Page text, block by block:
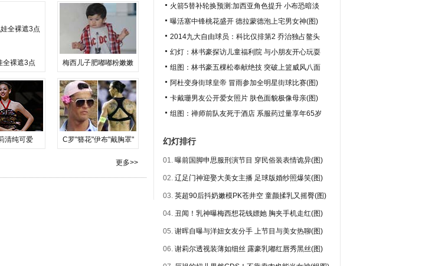
全裸遮3点 梅西儿子肥嘟嘟粉嫩嫩
清纯可爱 C罗"簪花"伊布"戴胸罩"
更多>>
火箭5替补轮换预测:加西亚角色提升 小布恐暗淡
曝活塞中锋桃花盛开 德拉蒙德泡上宅男女神(图)
2014九大自由球员：科比仅排第2 乔治独占鳌头
幻灯：林书豪探访儿童福利院 与小朋友开心玩耍
组图：林书豪五棵松奉献绝技 突破上篮威风八面
阿杜变身街球皇帝 冒雨参加全明星街球比赛(图)
卡戴珊男友公开爱女照片 肤色面貌极像母亲(图)
组图：禅师前队友死于酒店 系服药过量享年65岁
幻灯排行
01. 曝前国脚申思服刑演节目 穿民俗装表情诡异(图)
02. 辽足门神迎娶大美女主播 足球版婚纱照爆笑(图)
03. 英超90后抖奶嫩模PK苍井空 童颜揉乳又摇臀(图)
04. 丑闻！乳神曝梅西想花钱嫖她 胸夹手机走红(图)
05. 谢晖自曝与洋妞女友分手 上节目与美女热聊(图)
06. 谢莉尔透视装薄如细丝 露豪乳嘟红唇秀黑丝(图)